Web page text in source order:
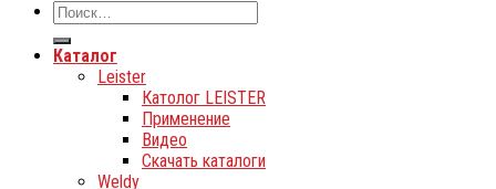
Каталог
Leister
Католог LEISTER
Применение
Видео
Скачать каталоги
Weldy